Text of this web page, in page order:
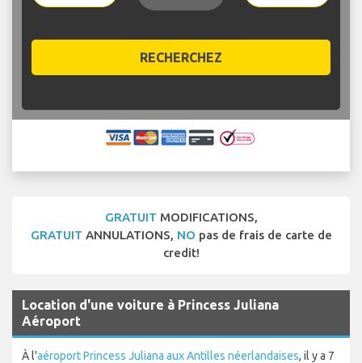
RECHERCHEZ
GRATUIT MODIFICATIONS,
GRATUIT ANNULATIONS, NO pas de frais de carte de
credit!
Location d'une voiture à Princess Juliana
Aéroport
À l'aéroport Princess Juliana aux Antilles néerlandaises, il y a 7